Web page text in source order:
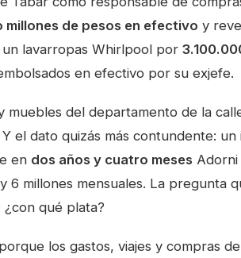
millones de pesos en efectivo y
un lavarropas Whirlpool por
en efectivo por su exjefe.
muebles del departamento de la
Y el dato quizás más contundente:
en dos años y cuatro meses
6 millones mensuales. La pregunta
¿con qué plata?
los gastos, viajes y compras